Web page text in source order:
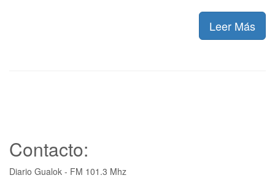
Leer Más
Contacto:
Diario Gualok - FM 101.3 Mhz